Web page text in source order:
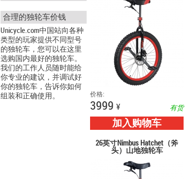
合理的独轮车价钱
Unicycle.com中国站向各种
类型的玩家提供不同型号
的独轮车，您可以在这里
选购国内最好的独轮车。
我们的工作人员随时能给
你专业的建议，并调试好
你的独轮车，告诉你如何
组装和正确使用。
价格:
3999 ¥ 有货
加入购物车
26英寸Nimbus Hatchet（斧
头）山地独轮车